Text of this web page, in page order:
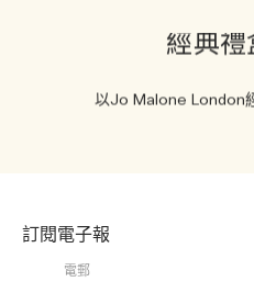
經典禮
以Jo Malone London
訂閱電子報